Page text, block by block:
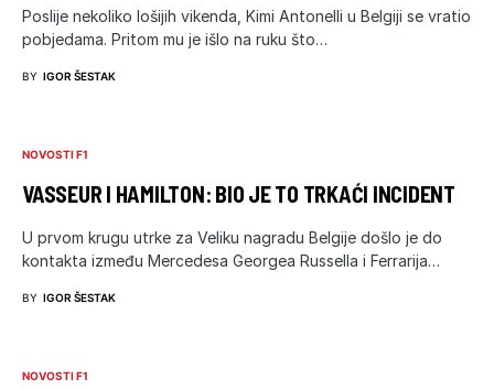
Poslije nekoliko lošijih vikenda, Kimi Antonelli u Belgiji se vratio
pobjedama. Pritom mu je išlo na ruku što…
BY IGOR ŠESTAK
NOVOSTI F1
VASSEUR I HAMILTON: BIO JE TO TRKAĆI INCIDENT
U prvom krugu utrke za Veliku nagradu Belgije došlo je do
kontakta između Mercedesa Georgea Russella i Ferrarija…
BY IGOR ŠESTAK
NOVOSTI F1